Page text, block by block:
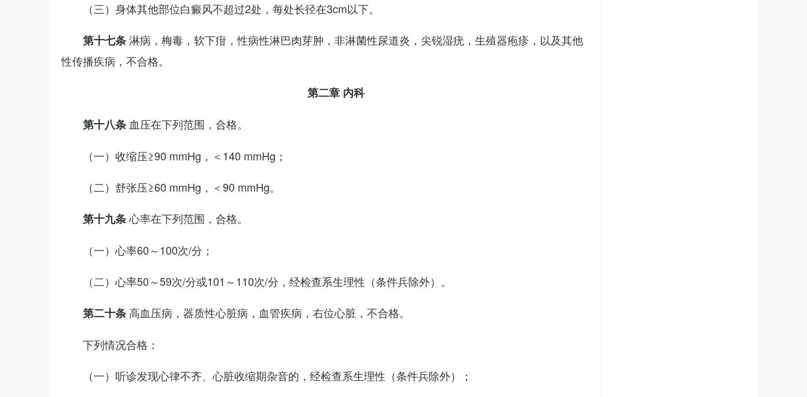
（三）身体其他部位白癜风不超过2处，每处长径在3cm以下。
第十七条淋病，梅毒，软下疳，性病性淋巴肉芽肿，非淋菌性尿道炎，尖锐湿疣，生殖器疱疹，以及其他
性传播疾病，不合格。
第二章 内科
第十八条 血压在下列范围，合格。
（一）收缩压≥90 mmHg，＜140 mmHg；
（二）舒张压≥60 mmHg，＜90 mmHg。
第十九条心率在下列范围，合格。
（一）心率60～100次/分；
（二）心率50～59次/分或101～110次/分，经检查系生理性（条件兵除外）。
第二十条 高血压病，器质性心脏病，血管疾病，右位心脏，不合格。
下列情况合格：
（一）听诊发现心律不齐、心脏收缩期杂音的，经检查系生理性（条件兵除外）；